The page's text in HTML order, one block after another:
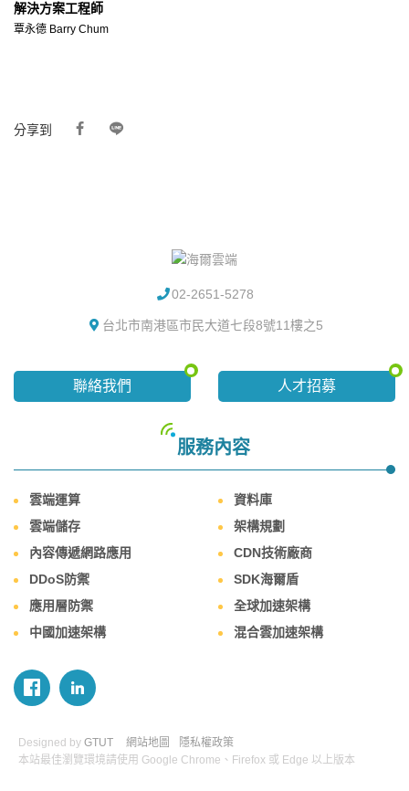
解決方案工程師
覃永德 Barry Chum
分享到
02-2651-5278
台北市南港區市民大道七段8號11樓之5
聯絡我們 人才招募
服務內容
雲端運算
資料庫
雲端儲存
架構規劃
內容傳遞網路應用
CDN技術廠商
DDoS防禦
SDK海爾盾
應用層防禦
全球加速架構
中國加速架構
混合雲加速架構
Designed by GTUT 網站地圖
隱私權政策
本站最佳瀏覽環境請使用 Google Chrome、Firefox 或 Edge 以上版本